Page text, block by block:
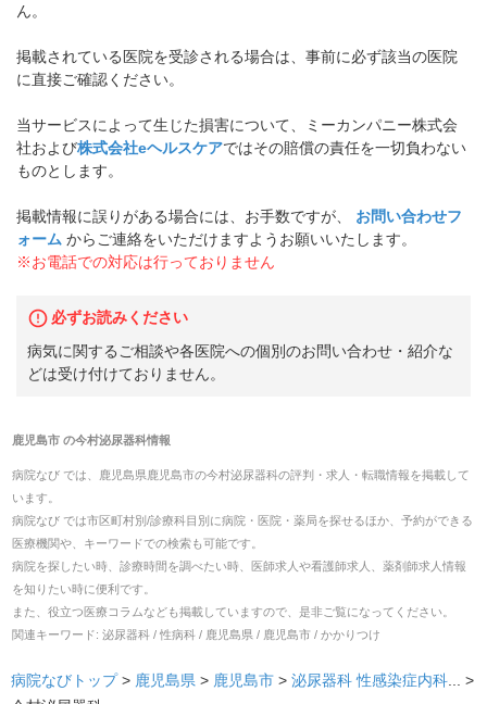
ん。
掲載されている医院を受診される場合は、事前に必ず該当の医院
に直接ご確認ください。
当サービスによって生じた損害について、ミーカンパニー株式会
社および株式会社eヘルスケアではその賠償の責任を一切負わない
ものとします。
掲載情報に誤りがある場合には、お手数ですが、
お問い合わせフ
ォーム からご連絡をいただけますようお願いいたします。
※お電話での対応は行っておりません
必ずお読みください
病気に関するご相談や各医院への個別のお問い合わせ・紹介な
どは受け付けておりません。
鹿児島市の今村泌尿器科情報
病院なび では、 鹿児島県鹿児島市の今村泌尿器科の評判・求人・転職情報を掲載して
います。
病院なび では市区町村別/診療科目別に病院・医院・薬局を探せるほか、予約ができる
医療機関や、キーワードでの検索も可能です。
病院を探したい時、診療時間を調べたい時、医師求人や看護師求人、薬剤師求人情報
を知りたい時に便利です。
また、役立つ医療コラムなども掲載していますので、是非ご覧になってください。
関連キーワード: 泌尿器科 / 性病科 / 鹿児島県 / 鹿児島市 / かかりつけ
病院なびトップ > 鹿児島県 > 鹿児島市 > 泌尿器科 性感染症内科... >